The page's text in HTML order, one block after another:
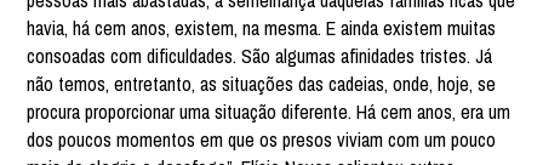
havia, há cem anos, existem, na mesma. E ainda existem muitas
consoadas com dificuldades. São algumas afinidades tristes. Já
não temos, entretanto, as situações das cadeias, onde, hoje, se
procura proporcionar uma situação diferente. Há cem anos, era um
dos poucos momentos em que os presos viviam com um pouco